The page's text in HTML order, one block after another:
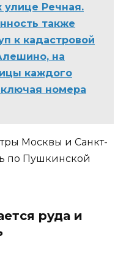
Речная.
также
к кадастровой
на
каждого
номера
Москвы и Санкт-
по Пушкинской
руда и